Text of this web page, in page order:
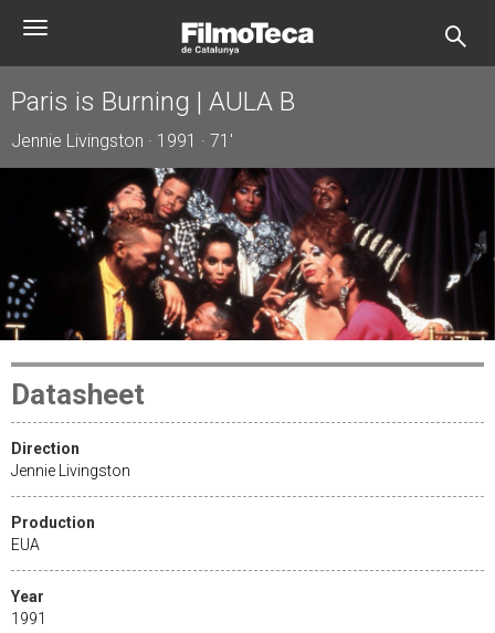
Toggle
Paris is Burning | AULA B
Jennie Livingston · 1991 · 71'
Datasheet
Direction
Jennie Livingston
Production
EUA
Year
1991